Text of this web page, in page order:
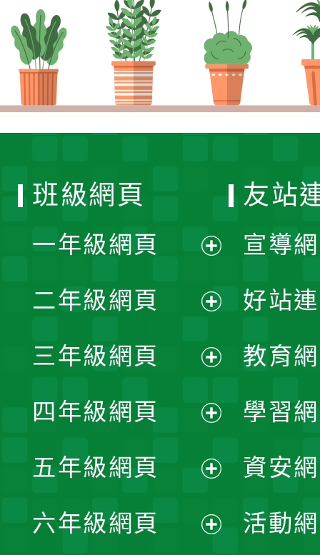
班級網頁
一年級網頁
開
選
單
二年級網頁
開
選
單
三年級網頁
開
選
單
四年級網頁
開
選
五年級網頁
開
六年級網頁
友站
宣導
好站
教育
學習
資安
活動